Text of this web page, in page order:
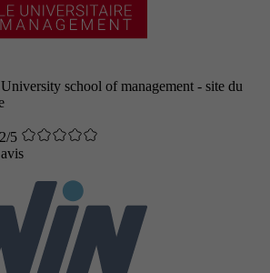
school of management - site du
5